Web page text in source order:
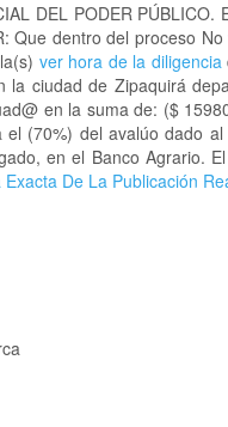
DEL PODER PÚBLICO.
Que dentro del proceso No
ver hora de la diligencia
la ciudad de Zipaquirá
en la suma de: ($
(70%) del avalúo dado
en el Banco
De La Publicación